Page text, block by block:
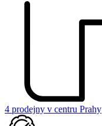
4 prodejny v centru Prahy